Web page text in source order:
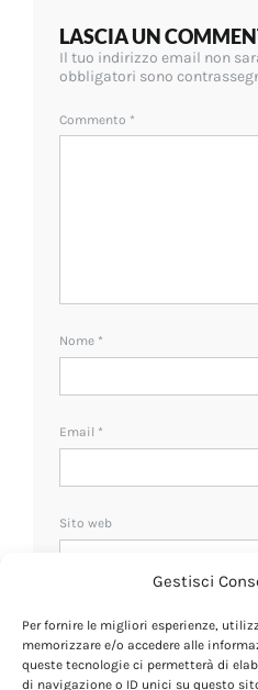
Gestisci
Per fornire le migliori esperienze,
memorizzare e/o accedere alle
queste tecnologie ci permetterà di
di navigazione o ID unici su questo
LASCIA UN
Il tuo indirizzo email non
obbligatori sono
Commento *
Nome *
Email *
Sito web